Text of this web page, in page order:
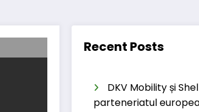
Recent Posts
DKV Mobility și
parteneriatul